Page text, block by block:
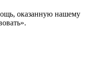
оказанную нашему